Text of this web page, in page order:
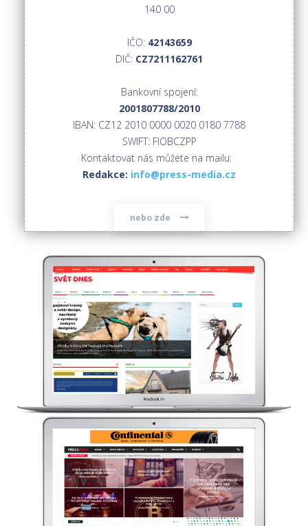
140 00
IČO: 42143659
DIČ: CZ7211162761
Bankovní spojení:
2001807788/2010
IBAN: CZ12 2010 0000 0020 0180 7788
SWIFT: FIOBCZPP
Kontaktovat nás můžete na mailu:
Redakce: info@press-media.cz
nebo zde